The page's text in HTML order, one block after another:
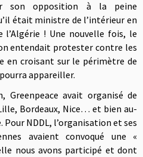
son opposition à la peine
était ministre de l’intérieur en
! Une nouvelle fois, le
entendait protester contre les
en croisant sur le périmètre de
appareiller.
Greenpeace avait organisé de
Bordeaux, Nice… et bien au-
NDDL, l’organisation et ses
avaient convoqué une «
nous avons participé et dont